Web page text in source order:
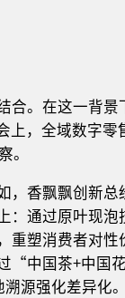
。在这一背景
上，全域数字
，香飘飘创新
通过原叶现泡
塑消费者对性
“中国茶+中国
源强化差异化。